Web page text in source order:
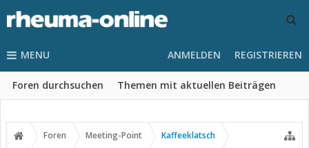
MENU
Foren durchsuchen Themen mit aktuellen Beiträgen
ANMELDEN REGISTRIEREN
Foren Meeting-Point Kaffeeklatsch